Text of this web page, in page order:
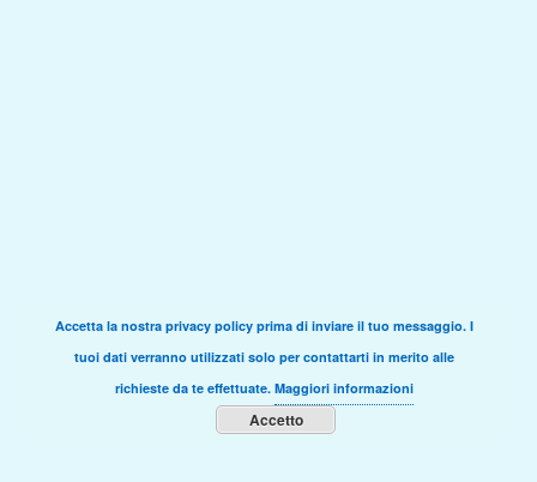
Accetta la nostra privacy policy prima di inviare il tuo messaggio. I
tuoi dati verranno utilizzati solo per contattarti in merito alle
richieste da te effettuate. Maggiori informazioni
Accetto